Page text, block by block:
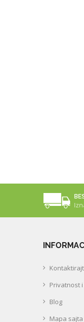
Privatnost
Blog
Mapa sajta